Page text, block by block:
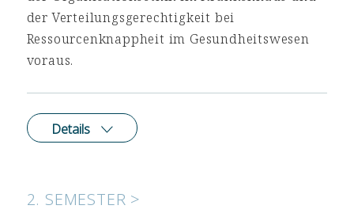
der Verteilungsgerechtigkeit bei
Ressourcenknappheit im Gesundheitswesen
voraus.
Details
2. SEMESTER >